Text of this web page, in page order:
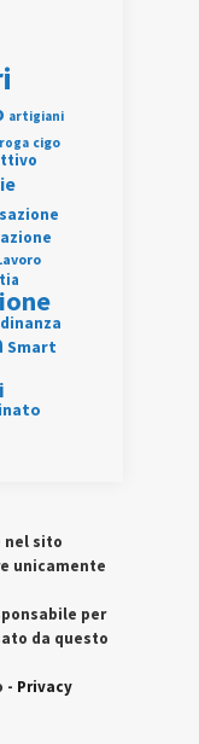
artigiani
cigo
Smart
nel sito
unicamente
per
da questo
- Privacy